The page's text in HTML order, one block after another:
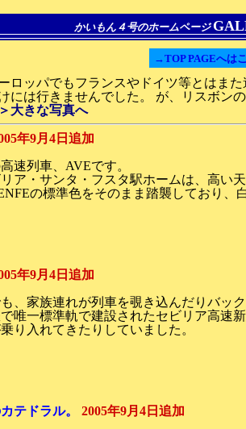
かいもん４号のホームページ
→TOP PAGEへは
ロッパでもフランスやドイツ等とはま
には行きませんでした。 が、リスボン
大きな写真へ
年9月4日追加
速列車、AVEです。
ア・サンタ・フスタ駅ホームは、高い
の標準色をそのまま踏襲しており、
年9月4日追加
、家族連れが列車を覗き込んだりバッ
唯一標準軌で建設されたセビリア高速
り入れてきたりしていました。
テドラル。 2005年9月4日追加